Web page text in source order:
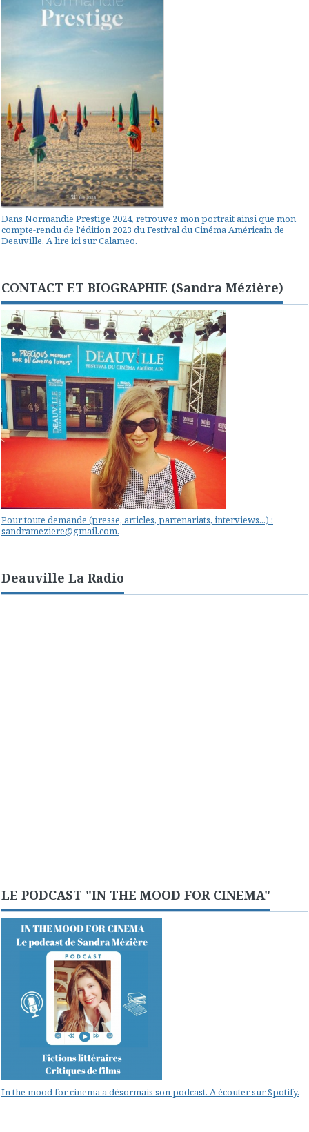
Dans Normandie Prestige 2024, retrouvez mon portrait ainsi que mon
compte-rendu de l'édition 2023 du Festival du Cinéma Américain de
Deauville. A lire ici sur Calameo.
CONTACT ET BIOGRAPHIE (Sandra Mézière)
Pour toute demande (presse, articles, partenariats, interviews...) :
sandrameziere@gmail.com.
Deauville La Radio
LE PODCAST "IN THE MOOD FOR CINEMA"
In the mood for cinema a désormais son podcast. A écouter sur Spotify.